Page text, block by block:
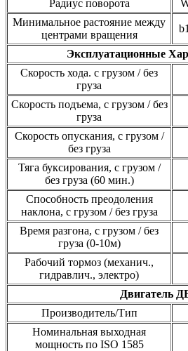
Радиус поворота
Минимальное растояние между
центрами вращения
Эксплуатационные
Скорость хода. с грузом / без
груза
Скорость подъема, с грузом / без
груза
Скорость опускания, с грузом /
без груза
Тяга буксирования, с грузом /
без груза (60 мин.)
Способность преодоления
наклона, с грузом / без груза
Время разгона, с грузом / без
груза (0-10м)
Рабочий тормоз (механич.,
гидравлич., электро)
Двигатель
Производитель/Тип
Номинальная выходная
мощность по ISO 1585